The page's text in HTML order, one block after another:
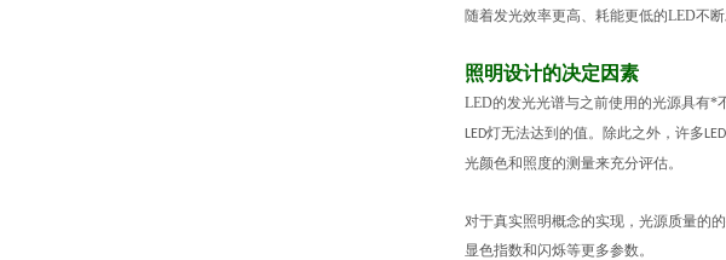
随着发光效率更高、耗能更低的LED不
照明设计的决定因素
LED的发光光谱与之前使用的光源具有*
LED灯无法达到的值。除此之外，许多 LED
光颜色和照度的测量来充分评估。
对于真实照明概念的实现，光源质量的
显色指数和闪烁等更多参数。